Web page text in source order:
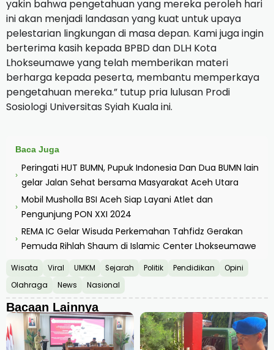
yakin bahwa pengetahuan yang mereka peroleh hari
ini akan menjadi landasan yang kuat untuk upaya
pelestarian lingkungan di masa depan. Kami juga ingin
berterima kasih kepada BPBD dan DLH Kota
Lhokseumawe yang telah memberikan materi
berharga kepada peserta, membantu memperkaya
pengetahuan mereka.” tutup pria lulusan Prodi
Sosiologi Universitas Syiah Kuala ini.
Baca Juga
›
Peringati HUT BUMN, Pupuk Indonesia Dan Dua BUMN lain
gelar Jalan Sehat bersama Masyarakat Aceh Utara
›
Mobil Musholla BSI Aceh Siap Layani Atlet dan
Pengunjung PON XXI 2024
›
REMA IC Gelar Wisuda Perkemahan Tahfidz Gerakan
Pemuda Rihlah Shaum di Islamic Center Lhokseumawe
Wisata Viral UMKM Sejarah Politik Pendidikan
Opini
Olahraga
News Nasional
Bacaan Lainnya